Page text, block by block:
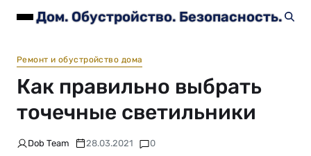
Дом. Обустройство. Безопасность.
Ремонт и обустройство дома
Как правильно выбрать
точечные светильники
Dob Team 28.03.2021 0